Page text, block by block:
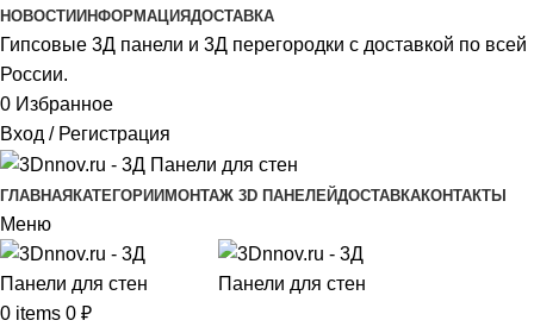
НОВОСТИ ИНФОРМАЦИЯДОСТАВКА
Гипсовые 3Д панели и 3Д перегородки с доставкой по всей
России.
0 Избранное
Вход / Регистрация
ГЛАВНАЯ КАТЕГОРИИ МОНТАЖ 3D ПАНЕЛЕЙДОСТАВКАКОНТАКТЫ
Меню
0 items 0 ₽